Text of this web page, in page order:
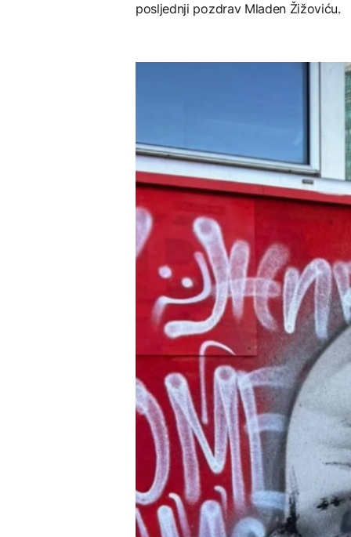
posljednji pozdrav Mladen Žižoviću.